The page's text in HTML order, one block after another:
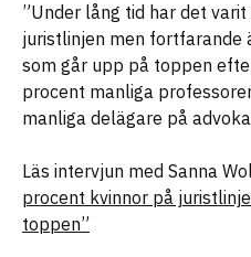
”Under lång tid har det
juristlinjen men fortfarande
som går upp på toppen
procent manliga
manliga delägare på
Läs intervjun med Sanna
procent kvinnor på
toppen”